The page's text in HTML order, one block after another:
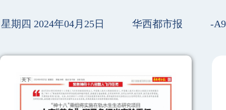
星期四 2024年04月25日 华西都市报 -